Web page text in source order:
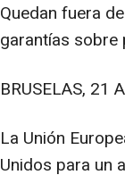
Quedan fuera
garantías
BRUSELAS, 21
La Unión
Unidos para un